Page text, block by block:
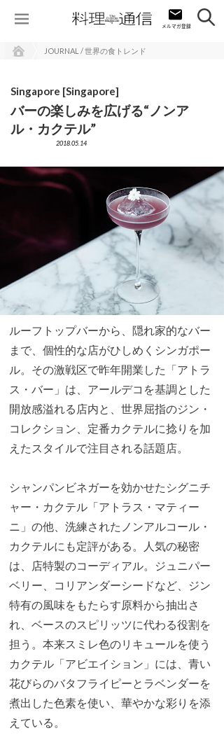
JOURNAL / 世界の食トレンド
Singapore [Singapore]
バーの楽しみを広げる“ノンア
ル・カクテル”
2018.05.14
ルーフトップバーから、隠れ家的なバー
まで、個性的な店がひしめくシンガポー
ル。その激戦区で昨年開業した「アトラ
ス・バー」は、アールデコを基調とした
開放感溢れる店内と、世界屈指のジン・
コレクション、定番カクテルに捻りを加
えたスタイルで注目される話題店。
シャンパンビネガーを効かせたシグニチ
ャー・カクテル「アトラス・マティー
ニ」の他、洗練されたノンアルコール・
カクテルにも定評がある。人気の秘密
は、店特製のコーディアル。ジュニパー
ベリー、コリアンダーシードなど、ジン
特有の風味をもたらす原料から抽出さ
れ、ベースのスピリッツに代わる役割を
担う。本来スミレ色のリキュールを使う
カクテル「アビエイション」には、青い
花びらのバタフライピーとラベンダーを
煮出した色素を使い、華やかな彩りを添
えている。